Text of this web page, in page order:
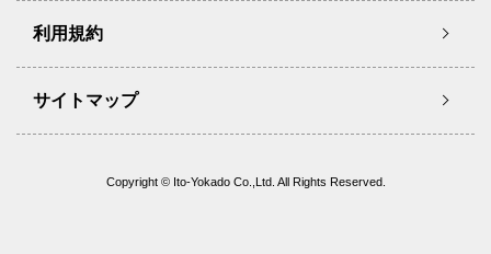
利用規約
サイトマップ
Copyright © Ito-Yokado Co.,Ltd. All Rights Reserved.